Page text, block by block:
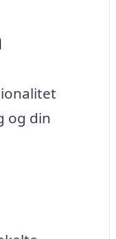
og din